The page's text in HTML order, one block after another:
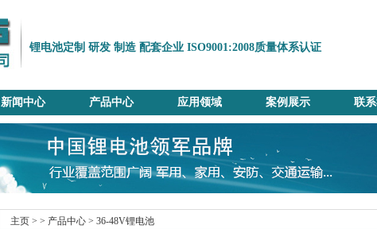
锂电池定制 研发 制造 配套企业 ISO9001:2008质量体系认证
新闻中心 产品中心 应用领域 案例展示 联
主页 > > 产品中心 > 36-48V锂电池